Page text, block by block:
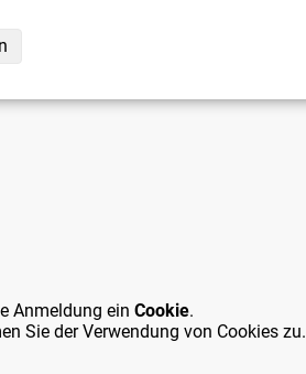
Anmeldung ein Cookie.
Sie der Verwendung von Cookies zu.